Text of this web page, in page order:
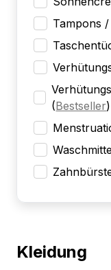
Tampons
(Bestseller)
Kleidung